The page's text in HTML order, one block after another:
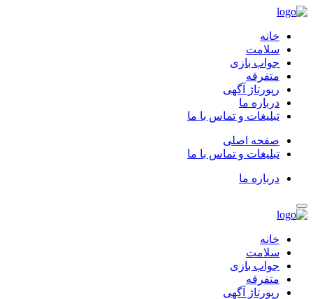
خانه
سلامت
جواب بازی
متفرقه
رپورتاژ آگهی
درباره ما
تبلیغات و تماس با ما
صفحه اصلی
تبلیغات و تماس با ما
درباره ما
خانه
سلامت
جواب بازی
متفرقه
رپورتاژ آگهی